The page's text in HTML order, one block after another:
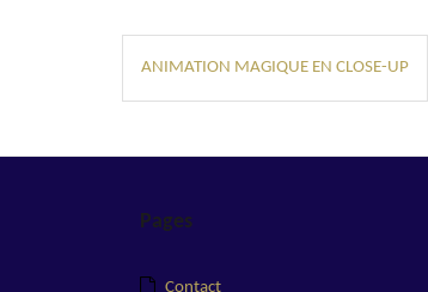
Navigation
de
ANIMATION MAGIQUE EN CLOSE-UP
Pages
Contact